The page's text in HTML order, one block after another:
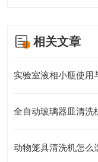
相关文章
实验室液相小瓶使用
全自动玻璃器皿清洗
动物笼具清洗机怎么